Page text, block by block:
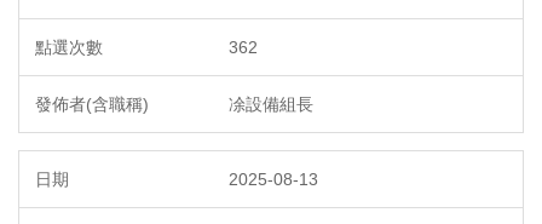
362
凃設備組長
2025-08-13